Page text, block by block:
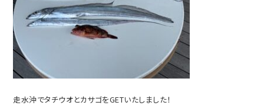
走水沖でタチウオとカサゴをGETいたしました！